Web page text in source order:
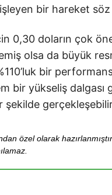
bir hareket
0,30 doların çok
olsa da büyük
bir
bir yükseliş dalgası
özel olarak